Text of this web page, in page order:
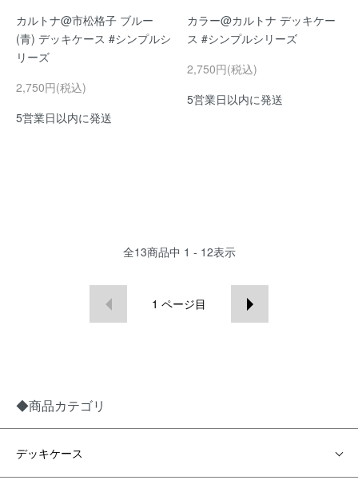
カルトナ@市松格子 ブルー
(青) デッキケース #シンプルシ
リーズ
2,750円(税込)
5営業日以内に発送
カラー@カルトナ デッキケー
ス #シンプルシリーズ
2,750円(税込)
5営業日以内に発送
全13商品中 1 - 12表示
1 ページ目
◆商品カテゴリ
デッキケース